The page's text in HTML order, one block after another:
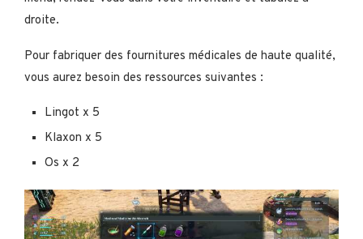
droite.
Pour fabriquer des fournitures médicales de haute qualité,
vous aurez besoin des ressources suivantes :
Lingot x 5
Klaxon x 5
Os x 2